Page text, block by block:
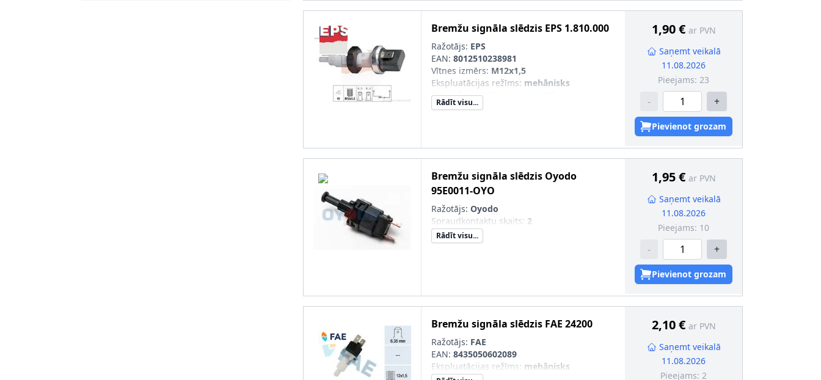
Bremžu signāla slēdzis EPS 1.810.000
Ražotājs: EPS
EAN: 8012510238981
Vītnes izmērs: M12x1,5
Ekspluatācijas režīms: mehānisks
Uzgriežņu atslēgas izmērs
Rādīt visu...
1,90 € ar PVN
Saņemt veikalā
11.08.2026
Pieejams: 23
- +
Pievienot grozam
Bremžu signāla slēdzis Oyodo
95E0011-OYO
Ražotājs: Oyodo
Spraudkontaktu skaits: 2
Rādīt visu...
1,95 € ar PVN
Saņemt veikalā
11.08.2026
Pieejams: 10
- +
Pievienot grozam
Bremžu signāla slēdzis FAE 24200
Ražotājs: FAE
EAN: 8435050602089
Ekspluatācijas režīms: mehānisks
2,10 € ar PVN
Saņemt veikalā
11.08.2026
Pieejams: 2